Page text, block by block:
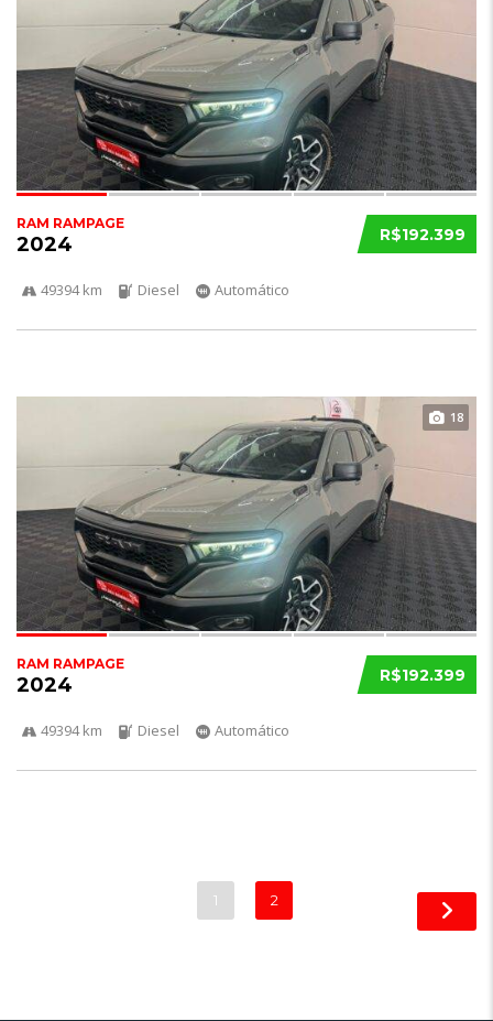
R$192.399
RAM RAMPAGE
2024
49394 km Diesel Automático
18
R$192.399
RAM RAMPAGE
2024
49394 km Diesel Automático
1 2